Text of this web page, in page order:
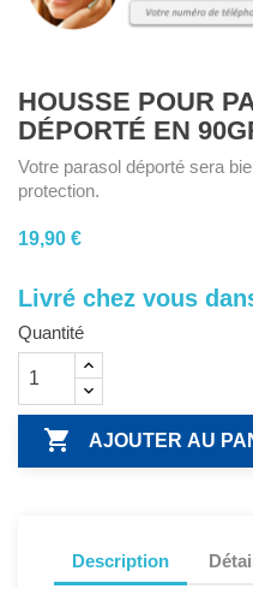
HOUSSE POUR
DÉPORTÉ EN
Votre parasol déporté sera
protection.
19,90 €
Livré chez vous
Quantité
 AJOUTER AU
Description